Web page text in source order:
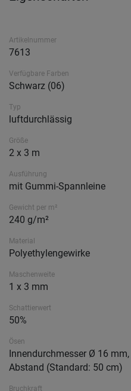
Artikelnummer
7613
Verfügbare Farben
Schwarz (06)
Typ
luftdurchlässig
Größe
2 x 3 m
Ausführung
mit Gummi-Spannleine
Gewicht per m²
240 g/m²
Material
Polyethylengewirke
Maschenweite
1 x 3 mm
Schattierwert
50%
Ösen
Innendurchmesser Ø 16
Abstand (Standard: 50 cm)
Bruchkraft